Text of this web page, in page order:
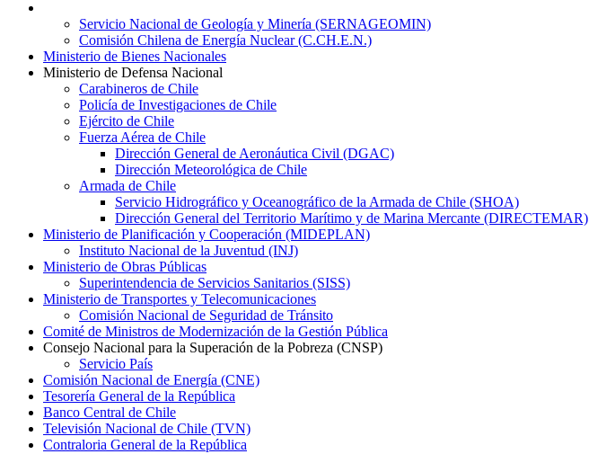
Servicio Nacional de Geología y Minería (SERNAGEOMIN)
Comisión Chilena de Energía Nuclear (C.CH.E.N.)
Ministerio de Bienes Nacionales
Ministerio de Defensa Nacional
Carabineros de Chile
Policía de Investigaciones de Chile
Ejército de Chile
Fuerza Aérea de Chile
Dirección General de Aeronáutica Civil (DGAC)
Dirección Meteorológica de Chile
Armada de Chile
Servicio Hidrográfico y Oceanográfico de la Armada de Chile (SHOA)
Dirección General del Territorio Marítimo y de Marina Mercante (DIRECTEMAR)
Ministerio de Planificación y Cooperación (MIDEPLAN)
Instituto Nacional de la Juventud (INJ)
Ministerio de Obras Públicas
Superintendencia de Servicios Sanitarios (SISS)
Ministerio de Transportes y Telecomunicaciones
Comisión Nacional de Seguridad de Tránsito
Comité de Ministros de Modernización de la Gestión Pública
Consejo Nacional para la Superación de la Pobreza (CNSP)
Servicio País
Comisión Nacional de Energía (CNE)
Tesorería General de la República
Banco Central de Chile
Televisión Nacional de Chile (TVN)
Contraloria General de la República